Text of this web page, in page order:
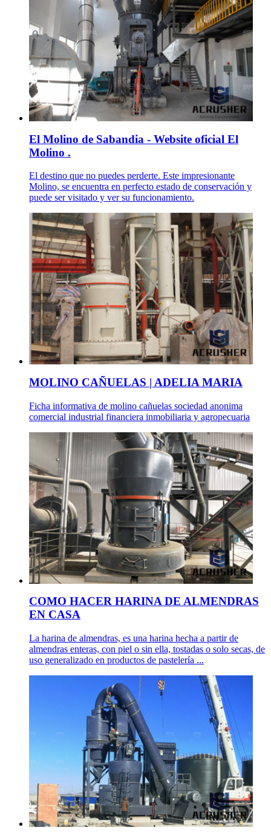
El Molino de Sabandia - Website oficial El
Molino .
El destino que no puedes perderte. Este impresionante
Molino, se encuentra en perfecto estado de conservación y
puede ser visitado y ver su funcionamiento.
MOLINO CAÑUELAS | ADELIA MARIA
Ficha informativa de molino cañuelas sociedad anonima
comercial industrial financiera inmobiliaria y agropecuaria
COMO HACER HARINA DE ALMENDRAS
EN CASA
La harina de almendras, es una harina hecha a partir de
almendras enteras, con piel o sin ella, tostadas o solo secas, de
uso generalizado en productos de pastelería ...